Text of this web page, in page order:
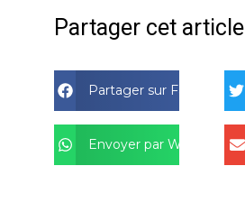
Partager cet article
Partager sur Facebook
Envoyer par Whatsapp